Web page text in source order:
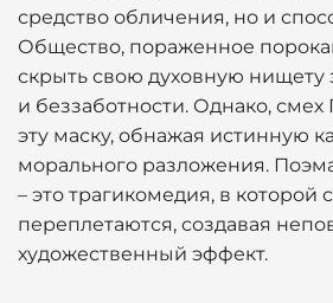
средство обличения, но и
Общество, пораженное
скрыть свою духовную нищету
и беззаботности. Однако, смех
эту маску, обнажая истинную
морального разложения.
– это трагикомедия, в которой
переплетаются, создавая
художественный эффект.